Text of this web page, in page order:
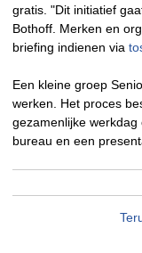
gratis. "Dit initiatief
Bothoff. Merken en
briefing indienen via
Een kleine groep
werken. Het proces
gezamenlijke
bureau en een